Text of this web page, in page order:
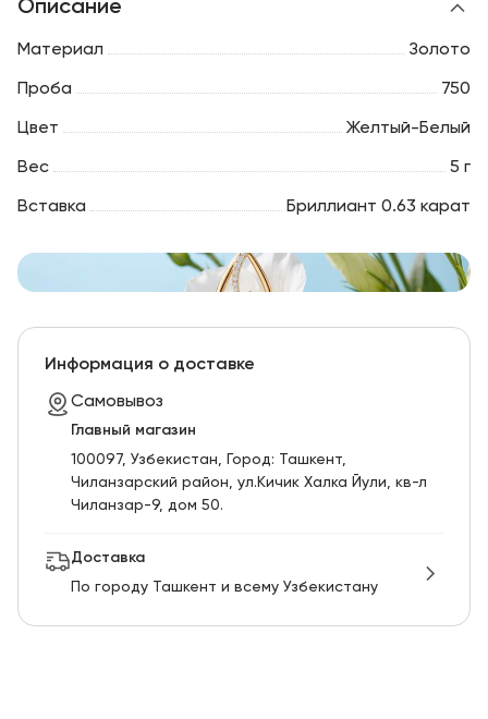
Описание
Материал Золото
Проба 750
Цвет Желтый-Белый
Вес 5 г
Вставка Бриллиант 0.63 карат
Информация о доставке
Самовывоз
Главный магазин
100097, Узбекистан, Город: Ташкент,
Чиланзарский pайон, ул.Кичик Халка Йули, кв-л
Чиланзар-9, дом 50.
Доставка
По городу Ташкент и всему Узбекистану